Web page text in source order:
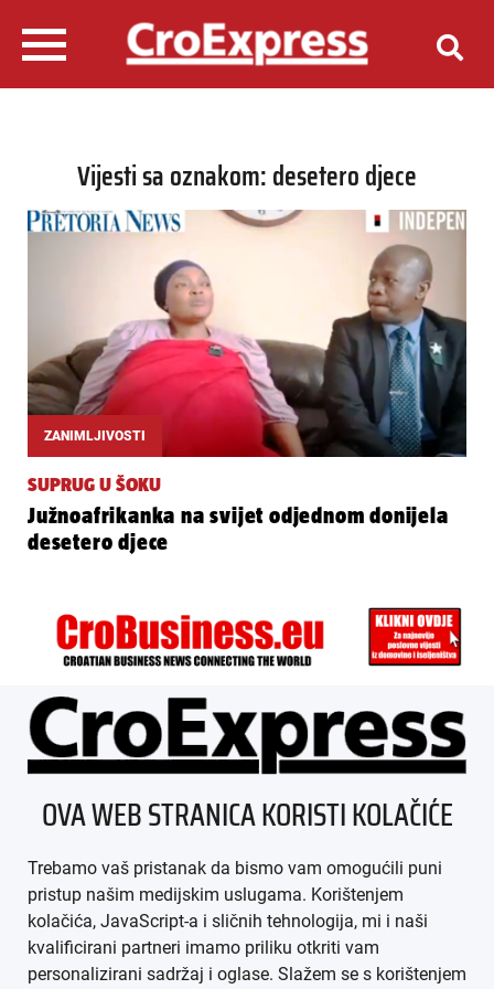
Vijesti sa oznakom: desetero djece
ZANIMLJIVOSTI
SUPRUG U ŠOKU
Južnoafrikanka na svijet odjednom donijela
desetero djece
ÜBER UNS
IMPRESSUM
AGB
DATENSCHUTZ
OVA WEB STRANICA KORISTI KOLAČIĆE
Trebamo vaš pristanak da bismo vam omogućili puni
pristup našim medijskim uslugama. Korištenjem
kolačića, JavaScript-a i sličnih tehnologija, mi i naši
kvalificirani partneri imamo priliku otkriti vam
personalizirani sadržaj i oglase. Slažem se s korištenjem